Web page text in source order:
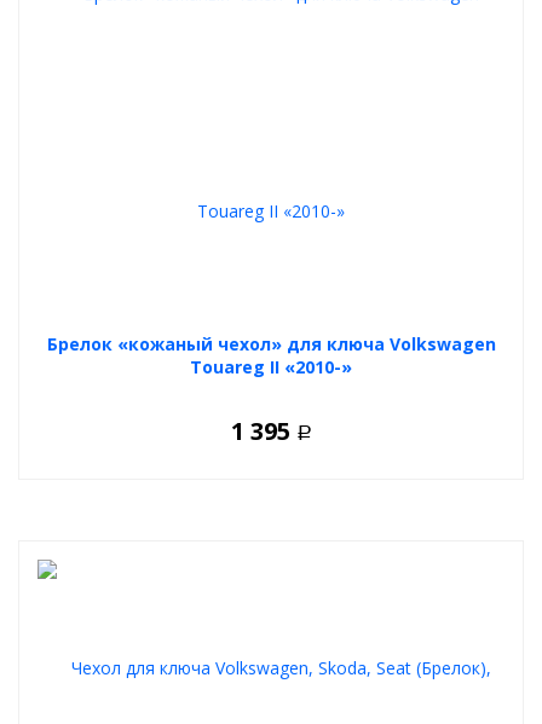
Брелок «кожаный чехол» для ключа Volkswagen
Touareg II «2010-»
1 395 Р